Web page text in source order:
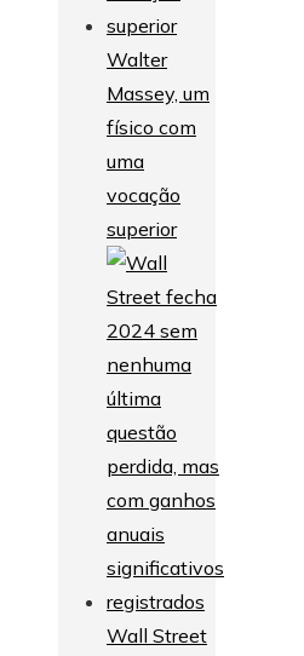
Walter
Massey, um
físico com
uma
vocação
superior
Wall Street